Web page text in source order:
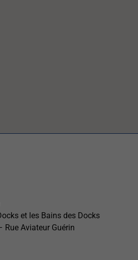
et les Bains des Docks
Rue Aviateur Guérin